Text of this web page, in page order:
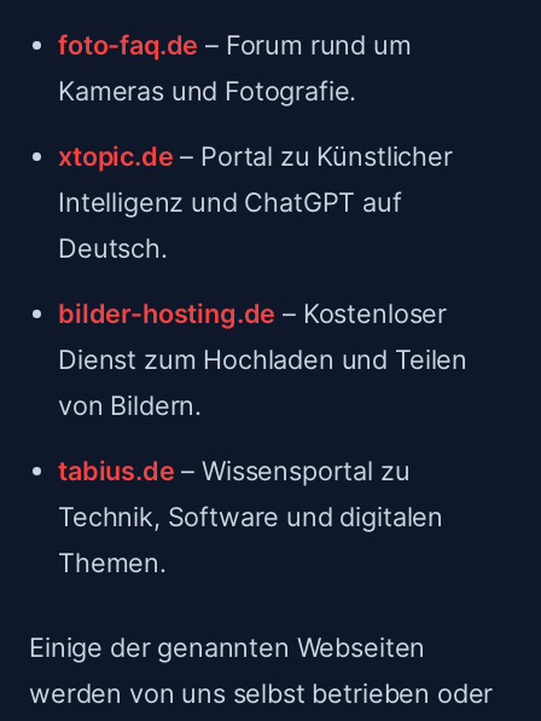
foto-faq.de – Forum rund um
Kameras und Fotografie.
xtopic.de – Portal zu Künstlicher
Intelligenz und ChatGPT auf
Deutsch.
bilder-hosting.de – Kostenloser
Dienst zum Hochladen und Teilen
von Bildern.
tabius.de – Wissensportal zu
Technik, Software und digitalen
Themen.
Einige der genannten Webseiten
werden von uns selbst betrieben oder